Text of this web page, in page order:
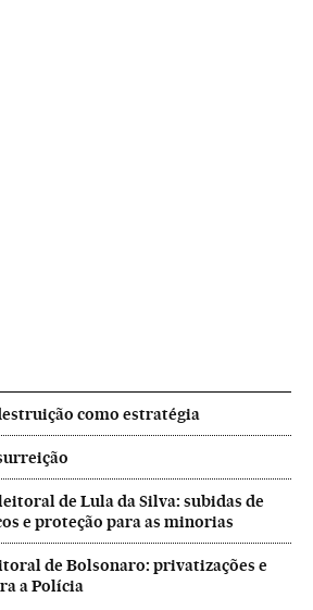
como estratégia
de Lula da Silva: subidas de
e proteção para as minorias
de Bolsonaro: privatizações e
a Polícia